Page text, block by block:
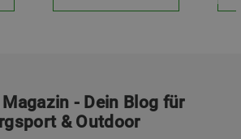
Magazin - Dein Blog für
& Outdoor